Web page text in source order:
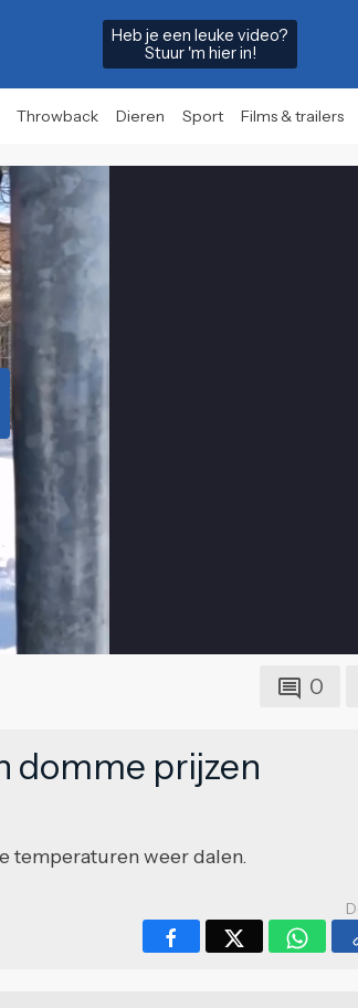
Heb je een leuke video?
Stuur 'm hier in!
Throwback Dieren Sport Films & trailers
0
domme prijzen
temperaturen weer dalen.